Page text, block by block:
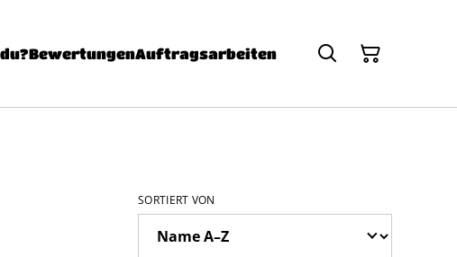
BewertungenAuftragsarbeiten
SORTIERT VON